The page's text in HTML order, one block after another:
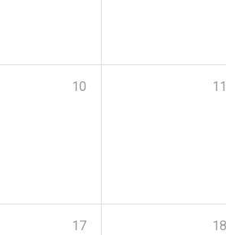
10 11
17 18